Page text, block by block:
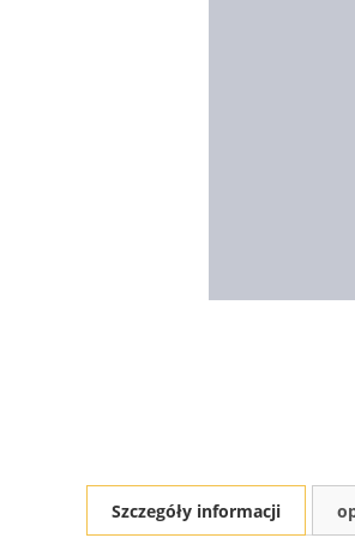
Szczegóły informacji